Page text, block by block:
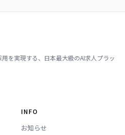
用を実現する、日本最大級のAI求人プラッ
INFO
お知らせ